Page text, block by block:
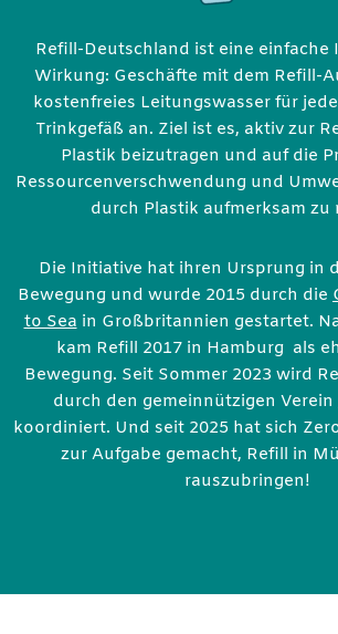
Refill-Deutschland ist eine einfache
Wirkung: Geschäfte mit dem Refill-
kostenfreies Leitungswasser für
Trinkgefäß an. Ziel ist es, aktiv zur
Plastik beizutragen und auf die
Ressourcenverschwendung und
durch Plastik aufmerksam zu
Die Initiative hat ihren Ursprung in
Bewegung und wurde 2015 durch die
to Seain Großbritannien gestartet.
kam Refill 2017 in Hamburg als
Bewegung. Seit Sommer 2023 wird
durch den gemeinnützigen Verein
koordiniert. Und seit 2025 hat sich
zur Aufgabe gemacht, Refill in
rauszubringen!